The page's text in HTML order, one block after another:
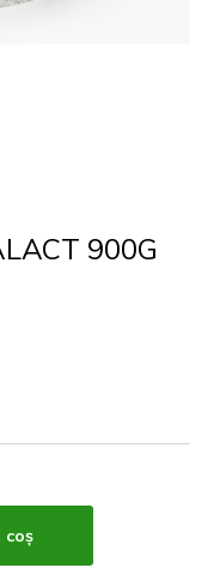
900G
coș